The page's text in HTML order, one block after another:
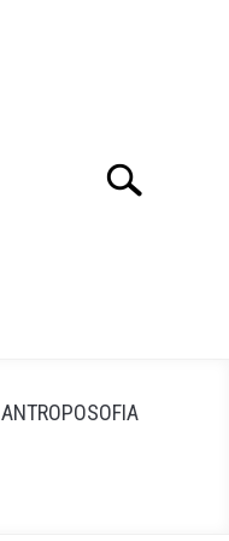
Search
ANTROPOSOFIA